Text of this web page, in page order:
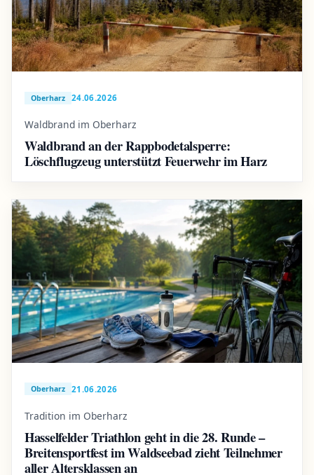
Oberharz 24.06.2026
Waldbrand im Oberharz
Waldbrand an der Rappbodetalsperre:
Löschflugzeug unterstützt Feuerwehr im Harz
Oberharz 21.06.2026
Tradition im Oberharz
Hasselfelder Triathlon geht in die 28. Runde –
Breitensportfest im Waldseebad zieht Teilnehmer
aller Altersklassen an